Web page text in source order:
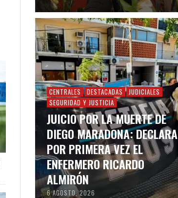
CENTRALES DESTACADAS
JUDICIALES
SEGURIDAD Y JUSTICIA
JUICIO POR LA MUERTE DE
DIEGO MARADONA: DECLARA
POR PRIMERA VEZ EL
ENFERMERO RICARDO
ALMIRÓN
6 AGOSTO, 2026